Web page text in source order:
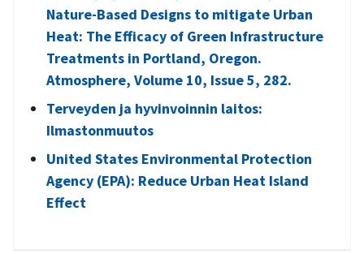
Nature-Based Designs to mitigate Urban
Heat: The Efficacy of Green Infrastructure
Treatments in Portland, Oregon.
Atmosphere, Volume 10, Issue 5, 282.
Terveyden ja hyvinvoinnin laitos:
Ilmastonmuutos
United States Environmental Protection
Agency (EPA): Reduce Urban Heat Island
Effect